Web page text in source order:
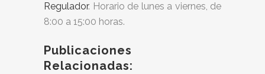
Regulador. Horario de lunes a viernes, de
8:00 a 15:00 horas.
Publicaciones
Relacionadas: